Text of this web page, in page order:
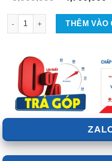
là:
₫5,000,000.
Thảm Lót Sàn ViTP Cho Ô Tô
THÊM VÀO